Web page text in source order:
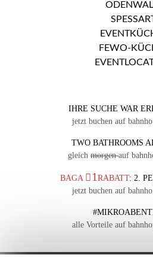
IHRE SUCHE WAR
jetzt buchen auf
TWO BATHROOMS
gleich morgenauf
BAGA 1 RABATT: 2.
jetzt buchen auf
alle Vorteile auf